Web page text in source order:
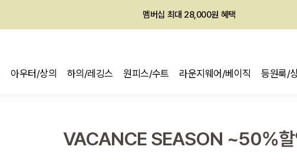
멤버십 최대 28,000원 혜택
아우터/상의 하의/레깅스 원피스/수트 라운지웨어/베이직 등원룩/
VACANCE SEASON ~50%할